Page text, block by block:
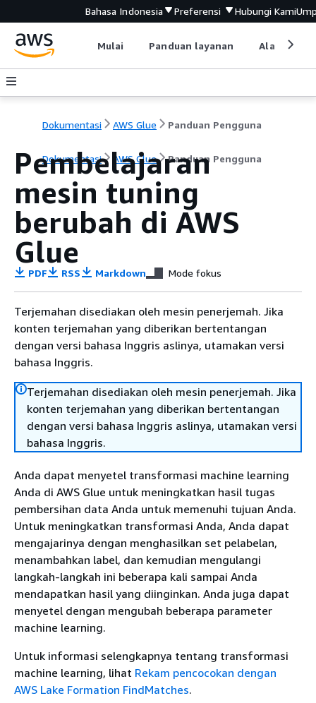
Bahasa Indonesia Preferensi Hubungi Kami
Mulai Panduan layanan Alat
Dokumentasi AWS Glue Panduan Pengguna
Dokumentasi AWS Glue Panduan Pengguna
Pembelajaran
mesin tuning
berubah di AWS
Glue
PDF RSS Markdown Mode fokus
Terjemahan disediakan oleh mesin penerjemah. Jika
konten terjemahan yang diberikan bertentangan
dengan versi bahasa Inggris aslinya, utamakan versi
bahasa Inggris.
Terjemahan disediakan oleh mesin penerjemah. Jika
konten terjemahan yang diberikan bertentangan
dengan versi bahasa Inggris aslinya, utamakan versi
bahasa Inggris.
Anda dapat menyetel transformasi machine learning
Anda di AWS Glue untuk meningkatkan hasil tugas
pembersihan data Anda untuk memenuhi tujuan Anda.
Untuk meningkatkan transformasi Anda, Anda dapat
mengajarinya dengan menghasilkan set pelabelan,
menambahkan label, dan kemudian mengulangi
langkah-langkah ini beberapa kali sampai Anda
mendapatkan hasil yang diinginkan. Anda juga dapat
menyetel dengan mengubah beberapa parameter
machine learning.
Untuk informasi selengkapnya tentang transformasi
machine learning, lihat Rekam pencocokan dengan
AWS Lake Formation FindMatches.